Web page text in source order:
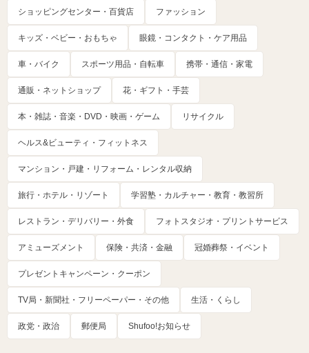
ショッピングセンター・百貨店 ファッション
キッズ・ベビー・おもちゃ 眼鏡・コンタクト・ケア用品
車・バイク スポーツ用品・自転車 携帯・通信・家電
通販・ネットショップ 花・ギフト・手芸
本・雑誌・音楽・DVD・映画・ゲーム リサイクル
ヘルス&ビューティ・フィットネス
マンション・戸建・リフォーム・レンタル収納
旅行・ホテル・リゾート 学習塾・カルチャー・教育・教習所
レストラン・デリバリー・外食 フォトスタジオ・プリントサービス
アミューズメント 保険・共済・金融 冠婚葬祭・イベント
プレゼントキャンペーン・クーポン
TV局・新聞社・フリーペーパー・その他 生活・くらし
政党・政治 郵便局 Shufoo!お知らせ